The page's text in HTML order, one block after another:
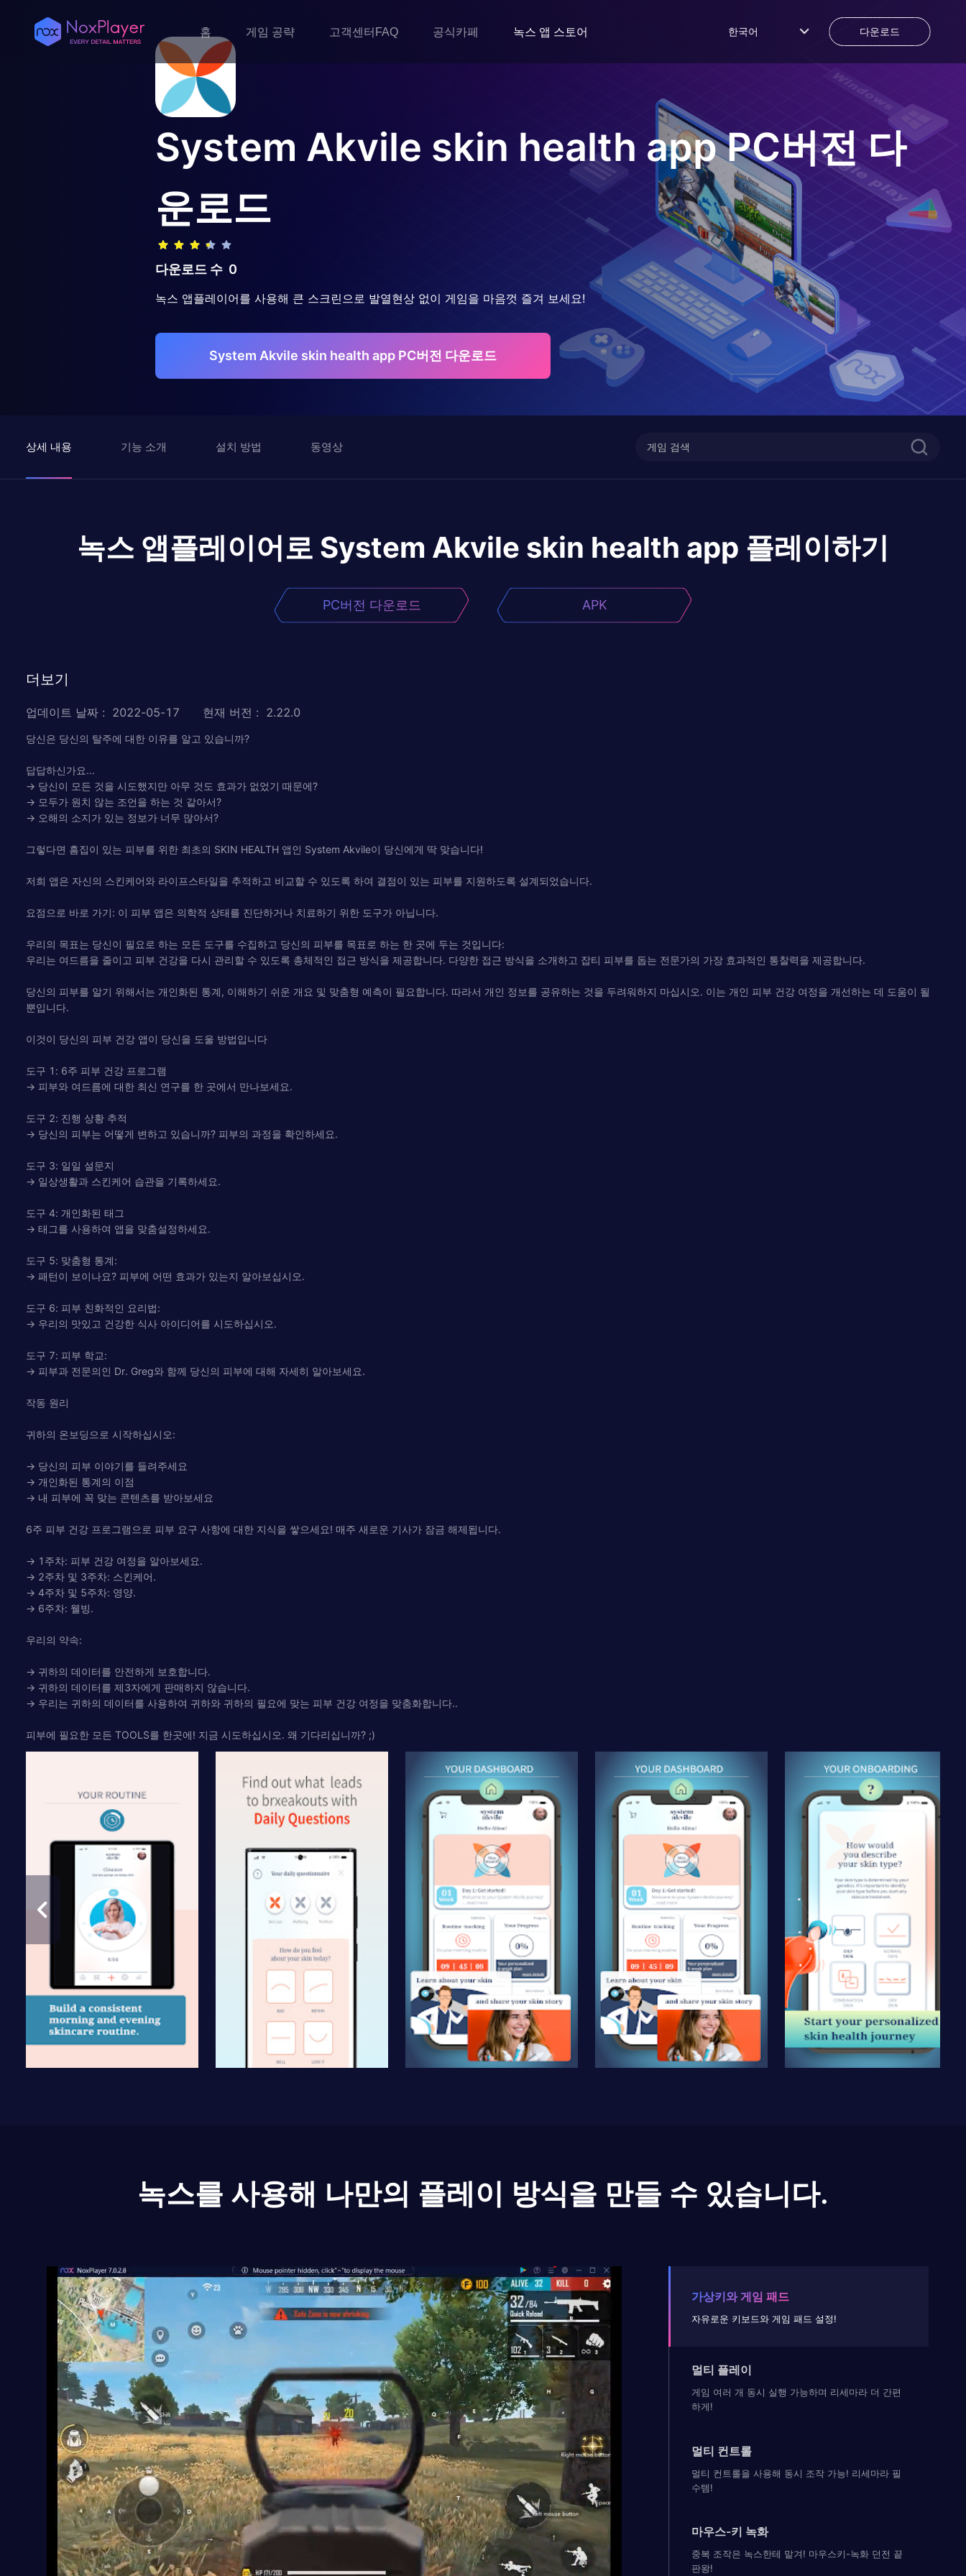
홈 게임 공략 고객센터FAQ 공식카페 녹스 앱 스토어 한국어 다운로드
System Akvile skin health appPC버전 다
운로드
다운로드 수 0
녹스 앱플레이어를 사용해 큰 스크린으로 발열현상 없이 게임을 마음껏 즐겨 보세요!
System Akvile skin health app PC버전 다운로드
상세 내용 기능 소개 설치 방법 동영상
녹스 앱플레이어로 System Akvile skin health app 플레이하기
PC버전 다운로드 APK
더보기
업데이트 날짜 : 2022-05-17 현재 버전 : 2.22.0
당신은 당신의 탈주에 대한 이유를 알고 있습니까?
답답하신가요...
→ 당신이 모든 것을 시도했지만 아무 것도 효과가 없었기 때문에?
→ 모두가 원치 않는 조언을 하는 것 같아서?
→ 오해의 소지가 있는 정보가 너무 많아서?
그렇다면 흠집이 있는 피부를 위한 최초의 SKIN HEALTH 앱인 System Akvile이 당신에게 딱 맞습니다!
저희 앱은 자신의 스킨케어와 라이프스타일을 추적하고 비교할 수 있도록 하여 결점이 있는 피부를 지원하도록 설계되었습니다.
요점으로 바로 가기: 이 피부 앱은 의학적 상태를 진단하거나 치료하기 위한 도구가 아닙니다.
우리의 목표는 당신이 필요로 하는 모든 도구를 수집하고 당신의 피부를 목표로 하는 한 곳에 두는 것입니다:
우리는 여드름을 줄이고 피부 건강을 다시 관리할 수 있도록 총체적인 접근 방식을 제공합니다. 다양한 접근 방식을 소개하고 잡티 피부를 돕는 전문가의 가장 효과적인 통찰력을 제공합니다.
당신의 피부를 알기 위해서는 개인화된 통계, 이해하기 쉬운 개요 및 맞춤형 예측이 필요합니다. 따라서 개인 정보를 공유하는 것을 두려워하지 마십시오. 이는 개인 피부 건강 여정을 개선하는 데 도움이 될
뿐입니다.
이것이 당신의 피부 건강 앱이 당신을 도울 방법입니다
도구 1: 6주 피부 건강 프로그램
→ 피부와 여드름에 대한 최신 연구를 한 곳에서 만나보세요.
도구 2: 진행 상황 추적
→ 당신의 피부는 어떻게 변하고 있습니까? 피부의 과정을 확인하세요.
도구 3: 일일 설문지
→ 일상생활과 스킨케어 습관을 기록하세요.
도구 4: 개인화된 태그
→ 태그를 사용하여 앱을 맞춤설정하세요.
도구 5: 맞춤형 통계:
→ 패턴이 보이나요? 피부에 어떤 효과가 있는지 알아보십시오.
도구 6: 피부 친화적인 요리법:
→ 우리의 맛있고 건강한 식사 아이디어를 시도하십시오.
도구 7: 피부 학교:
→ 피부과 전문의인 Dr. Greg와 함께 당신의 피부에 대해 자세히 알아보세요.
작동 원리
귀하의 온보딩으로 시작하십시오:
→ 당신의 피부 이야기를 들려주세요
→ 개인화된 통계의 이점
→ 내 피부에 꼭 맞는 콘텐츠를 받아보세요
6주 피부 건강 프로그램으로 피부 요구 사항에 대한 지식을 쌓으세요! 매주 새로운 기사가 ​​잠금 해제됩니다.
→ 1주차: 피부 건강 여정을 알아보세요.
→ 2주차 및 3주차: 스킨케어.
→ 4주차 및 5주차: 영양.
→ 6주차: 웰빙.
우리의 약속:
→ 귀하의 데이터를 안전하게 보호합니다.
→ 귀하의 데이터를 제3자에게 판매하지 않습니다.
→ 우리는 귀하의 데이터를 사용하여 귀하와 귀하의 필요에 맞는 피부 건강 여정을 맞춤화합니다..
피부에 필요한 모든 TOOLS를 한곳에! 지금 시도하십시오. 왜 기다리십니까? ;)
녹스를 사용해 나만의 플레이 방식을 만들 수 있습니다.
가상키와 게임 패드
자유로운 키보드와 게임 패드 설정!
멀티 플레이
게임 여러 개 동시 실행 가능하며 리세마라 더 간편
하게!
멀티 컨트롤
멀티 컨트롤을 사용해 동시 조작 가능! 리세마라 필
수템!
마우스-키 녹화
중복 조작은 녹스한테 맡겨! 마우스키-녹화 던전 끝
판왕!